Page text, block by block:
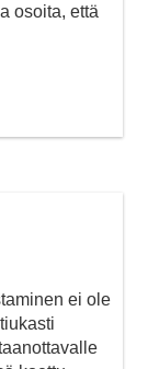
osoita, että
ei ole